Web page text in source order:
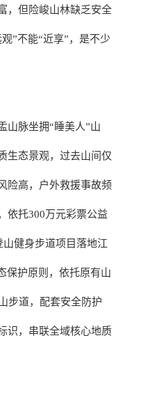
，但险峻山林缺乏安全
”不能“近享”，是不少
山脉坐拥“睡美人”山
生态景观，过去山间仅
险高，户外救援事故频
依托300万元彩票公益
健身步道项目落地江
保护原则，依托原有山
步道，配套安全防护
识，串联全域核心地质